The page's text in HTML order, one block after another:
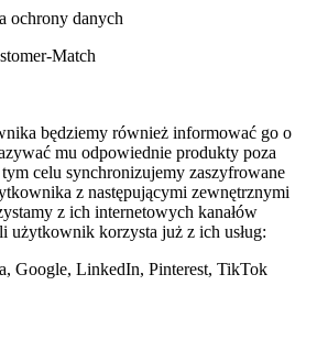
ochrony danych
Match
będziemy również informować go o
mu odpowiednie produkty poza
celu synchronizujemy zaszyfrowane
z następującymi zewnętrznymi
z ich internetowych kanałów
użytkownik korzysta już z ich usług:
Google, LinkedIn, Pinterest, TikTok